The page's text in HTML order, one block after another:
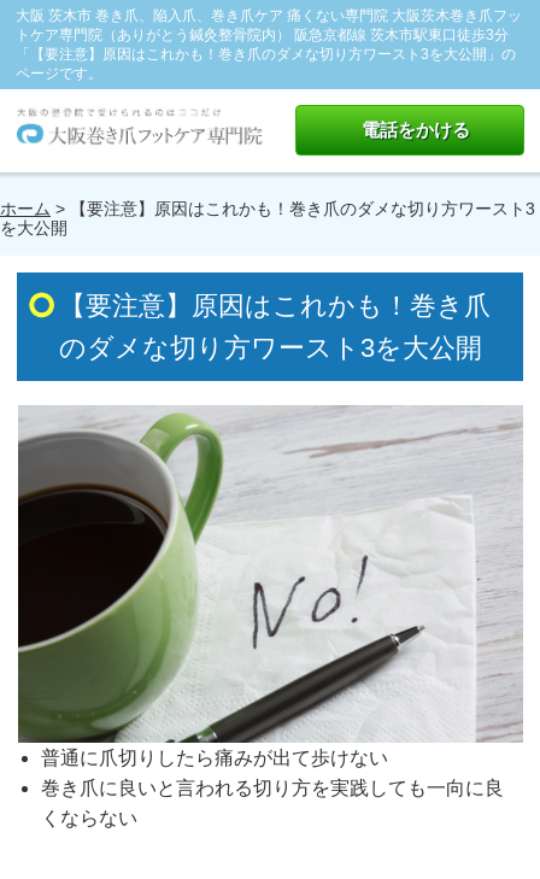
大阪 茨木市 巻き爪、陥入爪、巻き爪ケア 痛くない専門院 大阪茨木巻き爪フッ
トケア専門院（ありがとう鍼灸整骨院内） 阪急京都線 茨木市駅東口徒歩3分
「【要注意】原因はこれかも！巻き爪のダメな切り方ワースト3を大公開」の
ページです。
電話をかける
ホーム > 【要注意】原因はこれかも！巻き爪のダメな切り方ワースト3
を大公開
【要注意】原因はこれかも！巻き爪
のダメな切り方ワースト3を大公開
普通に爪切りしたら痛みが出て歩けない
巻き爪に良いと言われる切り方を実践しても一向に良
くならない